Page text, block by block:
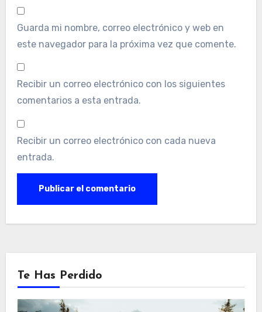
Guarda mi nombre, correo electrónico y web en
este navegador para la próxima vez que comente.
Recibir un correo electrónico con los siguientes
comentarios a esta entrada.
Recibir un correo electrónico con cada nueva
entrada.
Te Has Perdido